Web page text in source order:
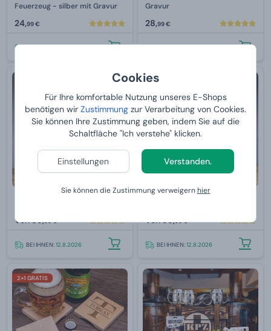
Cookies
Für Ihre komfortable Nutzung unseres E-Shops
benötigen wir Zustimmung zur Verarbeitung von Cookies.
Sie können Ihre Zustimmung geben, indem Sie auf die
Schaltfläche "Ich verstehe" klicken.
Einstellungen Verstanden.
Sie können die Zustimmung verweigernhier
Feuerzeug - silber mit Gravur
24,99 €
Gravur
28,99 €
Von89,99 €
BEI IHNEN:12.8.2026
Von99,99 €
BEI IHNEN:12.8.2026
2+1 GRATIS